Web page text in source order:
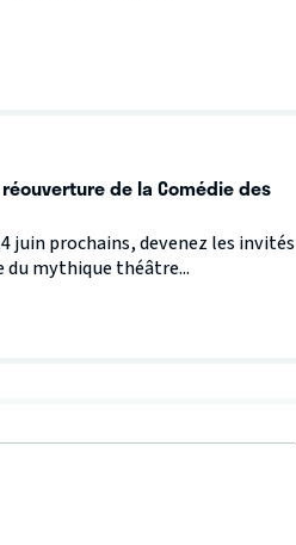
de la Comédie des
juin prochains, devenez les invités
du mythique théâtre...